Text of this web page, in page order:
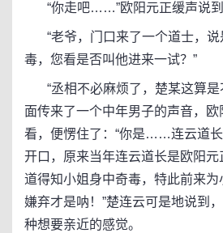
“你走吧……”欧阳元正缓声说到
“老爷，门口来了一个道士，说
毒，您看是否叫他进来一试？”
“丞相不必麻烦了，楚某这算是
面传来了一个中年男子的声音，
看，便愣住了：“你是……连云道长
开口，原来当年连云道长是欧阳元
道得知小姐身中奇毒，特此前来
嫌弃才是呐！”楚连云可是地说到
种想要亲近的感觉。